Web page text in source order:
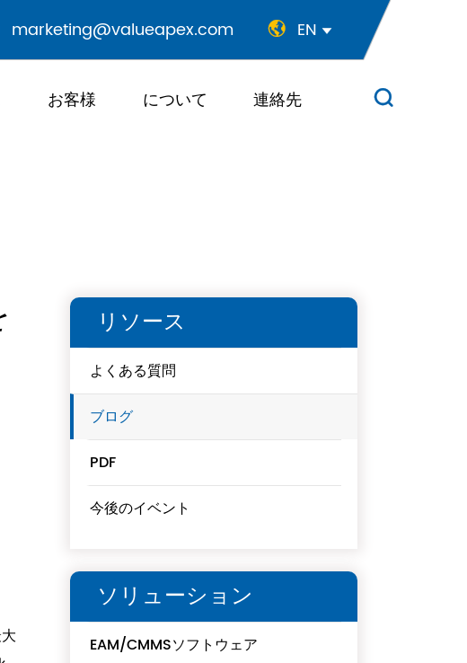
marketing@valueapex.com  EN 
お客様 について 連絡先 
リソース
よくある質問
ブログ
PDF
今後のイベント
ソリューション
EAM/CMMSソフトウェア